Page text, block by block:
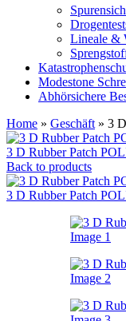
Lineale &
Modestone
Abhörsichere
Home » Geschäft » 3
3 D Rubber Patch
Back to products
3 D Rubber Patch